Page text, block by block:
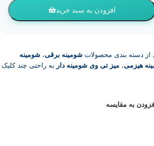
افزودن به سبد خرید
از دسته بندی محصولات شومینه برقی، شومینه
هیزمی، میز تی وی شومینه دار به راحتی چند کلیک
به مقایسه